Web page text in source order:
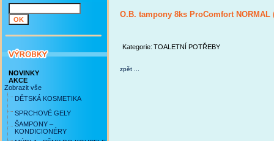
NOVINKY
AKCE
Zobrazit vše
DĚTSKÁ KOSMETIKA
SPRCHOVÉ GELY
ŠAMPONY –
KONDICIONÉRY
O.B. tampony 8ks ProComfort NORMAL
Kategorie: TOALETNÍ POTŘEBY
zpět ...